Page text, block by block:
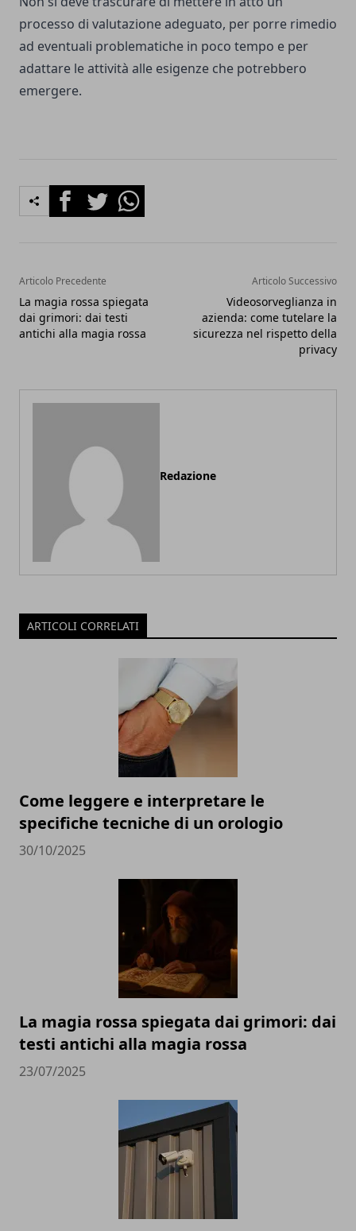
processo di valutazione adeguato, per porre rimedio
ad eventuali problematiche in poco tempo e per
adattare le attività alle esigenze che potrebbero
emergere.
FacebookTwitterWhatsapp
Articolo Precedente
La magia rossa spiegata
dai grimori: dai testi
antichi alla magia rossa
Articolo Successivo
Videosorveglianza in
azienda: come tutelare la
sicurezza nel rispetto della
privacy
Redazione
ARTICOLI CORRELATI
Come leggere e interpretare le
specifiche tecniche di un orologio
30/10/2025
La magia rossa spiegata dai grimori: dai
testi antichi alla magia rossa
23/07/2025